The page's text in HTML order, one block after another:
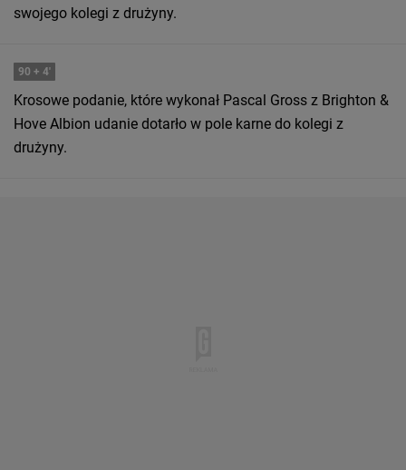
swojego kolegi z drużyny.
90 + 4'
Krosowe podanie, które wykonał Pascal Gross z Brighton &
Hove Albion udanie dotarło w pole karne do kolegi z
drużyny.